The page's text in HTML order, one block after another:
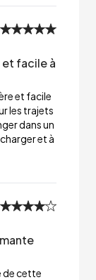
facile à
et facile
les trajets
dans un
et à
de cette